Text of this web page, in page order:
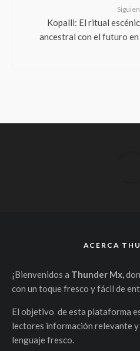
Kopalli: El ritual
ancestral con el futuro
ACERCA
¡Bienvenidos a Thunder Mx,
con un toque fresco y fácil de
El objetivo de esta plataforma
lectores información relevante
lenguaje fresco.